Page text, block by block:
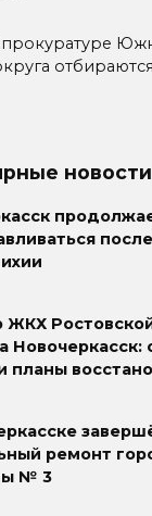
отбираются
новости
ЖКХ
Новочеркасск:
планы
ремонт
№ 3